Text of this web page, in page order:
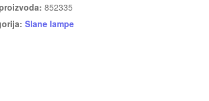
852335
Slane lampe